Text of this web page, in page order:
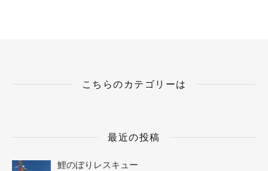
こちらのカテゴリーは
最近の投稿
鯉のぼりレスキュー